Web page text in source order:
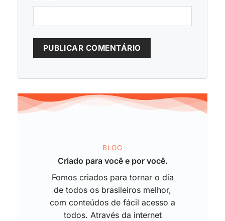
BLOG
Criado para você e por você.
Fomos criados para tornar o dia
de todos os brasileiros melhor,
com conteúdos de fácil acesso a
todos. Através da internet